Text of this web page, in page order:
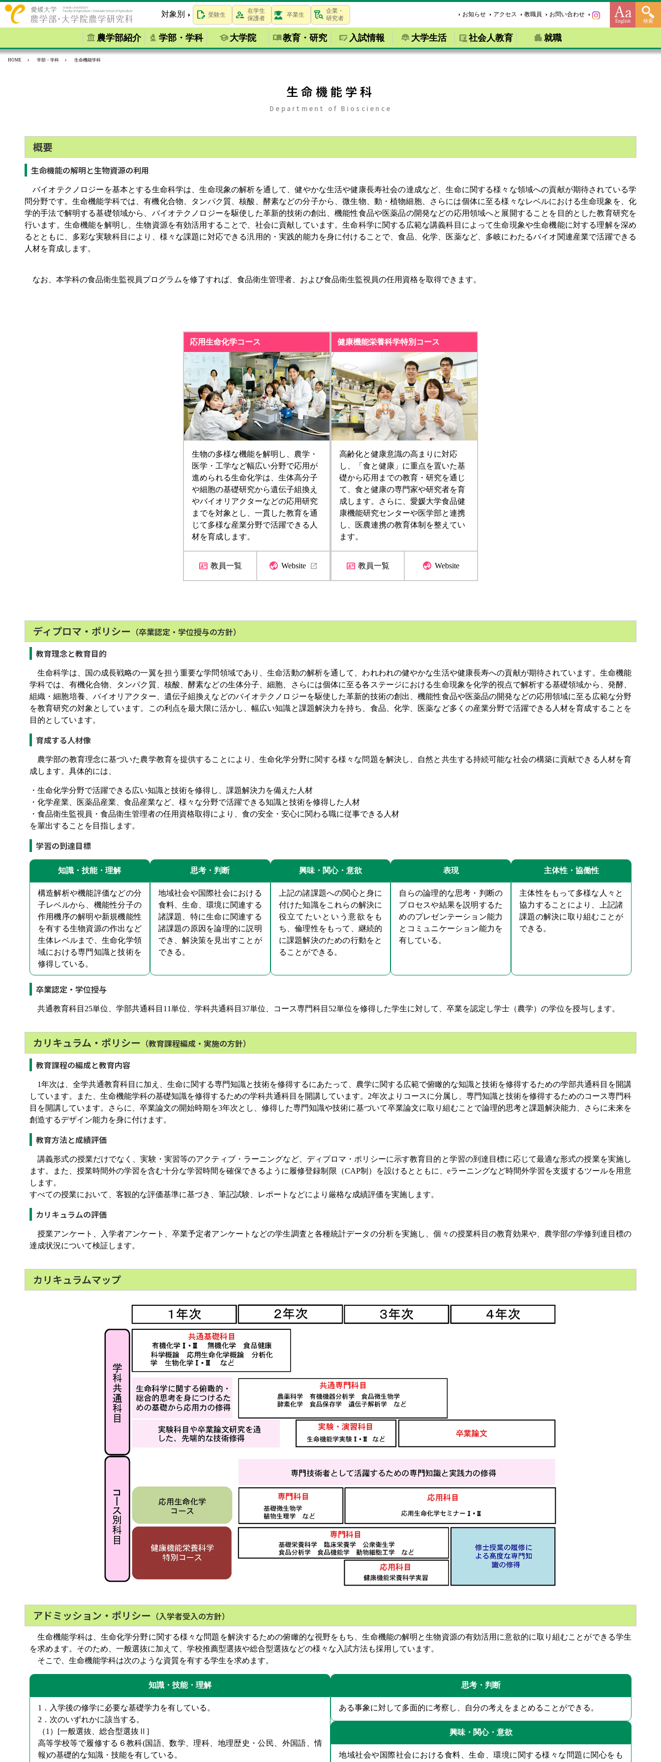
対象別 受験生
在学生
保護者
卒業生
企業・
研究者
お知らせ アクセス 教職員 お問い合わせ
English 検索
農学部紹介 学部・学科 大学院 教育・研究 入試情報 大学生活 社会人教育 就職
HOME 学部・学科 生命機能学科
生命機能学科
Department of Bioscience
概要
生命機能の解明と生物資源の利用
バイオテクノロジーを基本とする生命科学は、生命現象の解析を通して、健やかな生活や健康長寿社会の達成など、生命に関する様々な領域への貢献が期待されている学
問分野です。生命機能学科では、有機化合物、タンパク質、核酸、酵素などの分子から、微生物、動・植物細胞、さらには個体に至る様々なレベルにおける生命現象を、化
学的手法で解明する基礎領域から、バイオテクノロジーを駆使した革新的技術の創出、機能性食品や医薬品の開発などの応用領域へと展開することを目的とした教育研究を
行います。生命機能を解明し、生物資源を有効活用することで、社会に貢献しています。生命科学に関する広範な講義科目によって生命現象や生命機能に対する理解を深め
るとともに、多彩な実験科目により、様々な課題に対応できる汎用的・実践的能力を身に付けることで、食品、化学、医薬など、多岐にわたるバイオ関連産業で活躍できる
人材を育成します。
なお、本学科の食品衛生監視員プログラムを修了すれば、食品衛生管理者、および食品衛生監視員の任用資格を取得できます。
応用生命化学コース
生物の多様な機能を解明し、農学・
医学・工学など幅広い分野で応用が
進められる生命化学は、生体高分子
や細胞の基礎研究から遺伝子組換え
やバイオリアクターなどの応用研究
までを対象とし、一貫した教育を通
じて多様な産業分野で活躍できる人
材を育成します。
教員一覧 Website
健康機能栄養科学特別コース
高齢化と健康意識の高まりに対応
し、「食と健康」に重点を置いた基
礎から応用までの教育・研究を通じ
て、食と健康の専門家や研究者を育
成します。さらに、愛媛大学食品健
康機能研究センターや医学部と連携
し、医農連携の教育体制を整えてい
ます。
教員一覧 Website
ディプロマ・ポリシー （卒業認定・学位授与の方針）
教育理念と教育目的
生命科学は、国の成長戦略の一翼を担う重要な学問領域であり、生命活動の解析を通して、われわれの健やかな生活や健康長寿への貢献が期待されています。生命機能
学科では、有機化合物、タンパク質、核酸、酵素などの生体分子、細胞、さらには個体に至る各ステージにおける生命現象を化学的視点で解析する基礎領域から、発酵、
組織・細胞培養、バイオリアクター、遺伝子組換えなどのバイオテクノロジーを駆使した革新的技術の創出、機能性食品や医薬品の開発などの応用領域に至る広範な分野
を教育研究の対象としています。この利点を最大限に活かし、幅広い知識と課題解決力を持ち、食品、化学、医薬など多くの産業分野で活躍できる人材を育成することを
目的としています。
育成する人材像
農学部の教育理念に基づいた農学教育を提供することにより、生命化学分野に関する様々な問題を解決し、自然と共生する持続可能な社会の構築に貢献できる人材を育
成します。具体的には、
・生命化学分野で活躍できる広い知識と技術を修得し、課題解決力を備えた人材
・化学産業、医薬品産業、食品産業など、様々な分野で活躍できる知識と技術を修得した人材
・食品衛生監視員・食品衛生管理者の任用資格取得により、食の安全・安心に関わる職に従事できる人材
を輩出することを目指します。
学習の到達目標
知識・技能・理解
構造解析や機能評価などの分
子レベルから、機能性分子の
作用機序の解明や新規機能性
を有する生物資源の作出など
生体レベルまで、生命化学領
域における専門知識と技術を
修得している。
思考・判断
地域社会や国際社会における
食料、生命、環境に関連する
諸課題、特に生命に関連する
諸課題の原因を論理的に説明
でき、解決策を見出すことが
できる。
興味・関心・意欲
上記の諸課題への関心と身に
付けた知識をこれらの解決に
役立てたいという意欲をも
ち、倫理性をもって、継続的
に課題解決のための行動をと
ることができる。
表現
自らの論理的な思考・判断の
プロセスや結果を説明するた
めのプレゼンテーション能力
とコミュニケーション能力を
有している。
主体性・協働性
主体性をもって多様な人々と
協力することにより、上記諸
課題の解決に取り組むことが
できる。
卒業認定・学位授与
共通教育科目25単位、学部共通科目11単位、学科共通科目37単位、コース専門科目52単位を修得した学生に対して、卒業を認定し学士（農学）の学位を授与します。
カリキュラム・ポリシー （教育課程編成・実施の方針）
教育課程の編成と教育内容
1年次は、全学共通教育科目に加え、生命に関する専門知識と技術を修得するにあたって、農学に関する広範で俯瞰的な知識と技術を修得するための学部共通科目を開講
しています。また、生命機能学科の基礎知識を修得するための学科共通科目を開講しています。2年次よりコースに分属し、専門知識と技術を修得するためのコース専門科
目を開講しています。さらに、卒業論文の開始時期を3年次とし、修得した専門知識や技術に基づいて卒業論文に取り組むことで論理的思考と課題解決能力、さらに未来を
創造するデザイン能力を身に付けます。
教育方法と成績評価
講義形式の授業だけでなく、実験・実習等のアクティブ・ラーニングなど、ディプロマ・ポリシーに示す教育目的と学習の到達目標に応じて最適な形式の授業を実施し
ます。また、授業時間外の学習を含む十分な学習時間を確保できるように履修登録制限（CAP制）を設けるとともに、eラーニングなど時間外学習を支援するツールを用意
します。
すべての授業において、客観的な評価基準に基づき、筆記試験、レポートなどにより厳格な成績評価を実施します。
カリキュラムの評価
授業アンケート、入学者アンケート、卒業予定者アンケートなどの学生調査と各種統計データの分析を実施し、個々の授業科目の教育効果や、農学部の学修到達目標の
達成状況について検証します。
カリキュラムマップ
アドミッション・ポリシー （入学者受入の方針）
生命機能学科は、生命化学分野に関する様々な問題を解決するための俯瞰的な視野をもち、生命機能の解明と生物資源の有効活用に意欲的に取り組むことができる学生
を求めます。そのため、一般選抜に加えて、学校推薦型選抜や総合型選抜などの様々な入試方法も採用しています。
そこで、生命機能学科は次のような資質を有する学生を求めます。
知識・技能・理解
1．入学後の修学に必要な基礎学力を有している。
2．次のいずれかに該当する。
（1）[一般選抜、総合型選抜Ⅱ]
高等学校等で履修する６教科(国語、数学、理科、地理歴史・公民、外国語、情
報)の基礎的な知識・技能を有している。
思考・判断
ある事象に対して多面的に考察し、自分の考えをまとめることができる。
興味・関心・意欲
地域社会や国際社会における食料、生命、環境に関する様々な問題に関心をも